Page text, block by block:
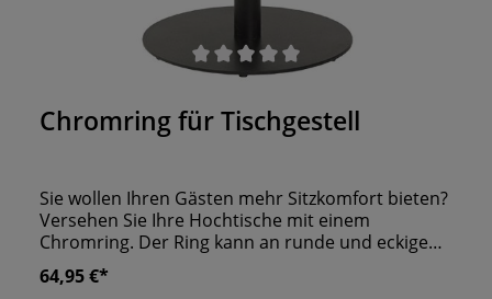
Durchschnittliche Bewertung von 0 von 5 Sternen
Chromring für Tischgestell
Sie wollen Ihren Gästen mehr Sitzkomfort bieten?
Versehen Sie Ihre Hochtische mit einem
Chromring. Der Ring kann an runde und eckige
Tischgestelle montiert werden. Er bietet Ihren
Gästen genügend Platz, um ihre Füße abzustellen.
64,95 €*